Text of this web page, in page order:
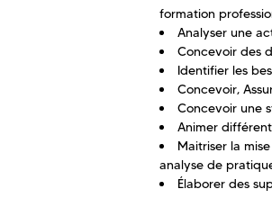
formation
Analyser une
Concevoir des
Identifier les
Concevoir,
Concevoir une
Animer
Maitriser la
analyse de
Élaborer des